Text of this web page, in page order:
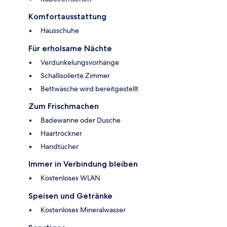
Komfortausstattung
Hausschuhe
Für erholsame Nächte
Verdunkelungsvorhänge
Schallisolierte Zimmer
Bettwäsche wird bereitgestellt
Zum Frischmachen
Badewanne oder Dusche
Haartrockner
Handtücher
Immer in Verbindung bleiben
Kostenloses WLAN
Speisen und Getränke
Kostenloses Mineralwasser